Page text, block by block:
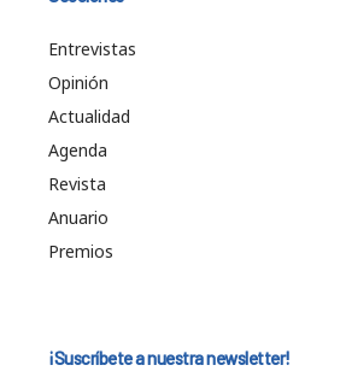
Entrevistas
Opinión
Actualidad
Agenda
Revista
Anuario
Premios
¡Suscríbete a nuestra newsletter!